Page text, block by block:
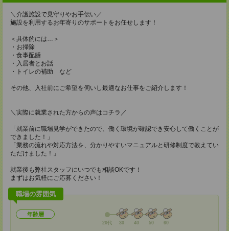
＼介護施設で見守りやお手伝い／
施設を利用するお年寄りのサポートをお任せします！
＜具体的には…＞
・お掃除
・食事配膳
・入居者とお話
・トイレの補助 など
その他、入社前にご希望を伺いし最適なお仕事をご紹介します！
＼実際に就業された方からの声はコチラ／
「就業前に職場見学ができたので、働く環境が確認でき安心して働くことが
できました！」
「業務の流れや対応方法を、分かりやすいマニュアルと研修制度で教えてい
ただけました！」
就業後も弊社スタッフにいつでも相談OKです！
まずはお気軽にご応募ください！
職場の雰囲気
年齢層
20代 30 40 50 60